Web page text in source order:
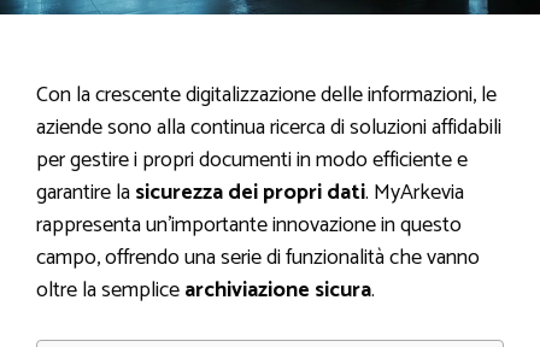
Con la crescente digitalizzazione delle informazioni, le
aziende sono alla continua ricerca di soluzioni affidabili
per gestire i propri documenti in modo efficiente e
garantire lasicurezza dei propri dati. MyArkevia
rappresenta un’importante innovazione in questo
campo, offrendo una serie di funzionalità che vanno
oltre la semplicearchiviazione sicura.